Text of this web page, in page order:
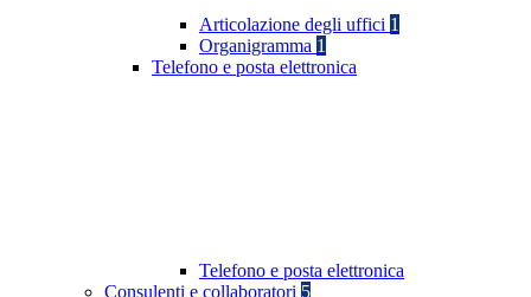
Articolazione degli uffici 1
Organigramma 1
Telefono e posta elettronica
Telefono e posta elettronica
Consulenti e collaboratori 5